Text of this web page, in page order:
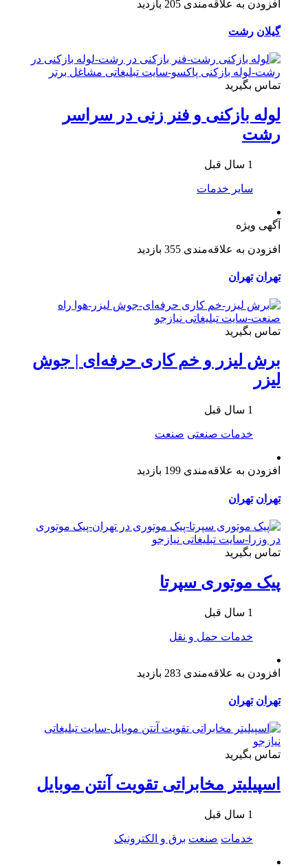
افزودن به علاقه‌مندی 205 بازدید
گیلان رشت
تماس بگیرید
لوله بازکنی و فنر زنی در سراسر
رشت
1 سال قبل
سایر خدمات
آگهی ویژه
افزودن به علاقه‌مندی 355 بازدید
تهران تهران
تماس بگیرید
برش لیزر و خم کاری حرفه‌ای | جوش
لیزر
1 سال قبل
خدمات صنعتی صنعت
افزودن به علاقه‌مندی 199 بازدید
تهران تهران
تماس بگیرید
پیک موتوری سپرتا
1 سال قبل
خدمات حمل و نقل
افزودن به علاقه‌مندی 283 بازدید
تهران تهران
تماس بگیرید
اسپیلیتر مخابراتی تقویت آنتن موبایل
1 سال قبل
خدمات صنعت برق و الکترونیک